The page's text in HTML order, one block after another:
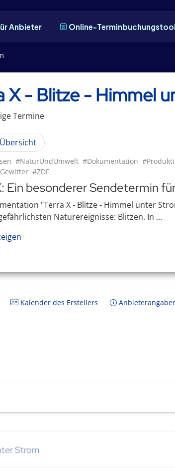
Anbieter Online-Terminbuchungstool
X - Blitze - Himmel
Termine
#NaturUndUmwelt #Dokumentation
#ZDF
Ein besonderer Sendetermin
"Terra X - Blitze - Himmel unter
Naturereignisse: Blitzen. In ...
Kalender des Erstellers
Strom